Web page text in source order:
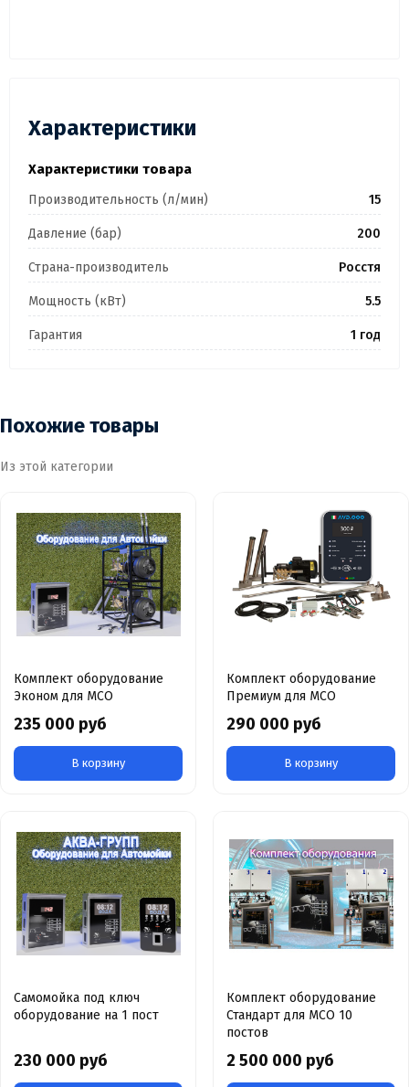
Характеристики
Характеристики товара
Производительность (л/мин) 15
Давление (бар) 200
Страна-производитель Росстя
Мощность (кВт) 5.5
Гарантия 1 год
Похожие товары
Из этой категории
Комплект оборудование
Эконом для МСО
235 000 руб
В корзину
Комплект оборудование
Премиум для МСО
290 000 руб
В корзину
Cамомойка под ключ
оборудование на 1 пост
230 000 руб
Комплект оборудование
Стандарт для МСО 10
постов
2 500 000 руб